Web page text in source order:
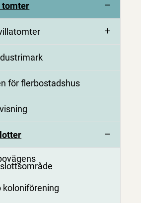
tomter
för flerbostadshus
koloniförening